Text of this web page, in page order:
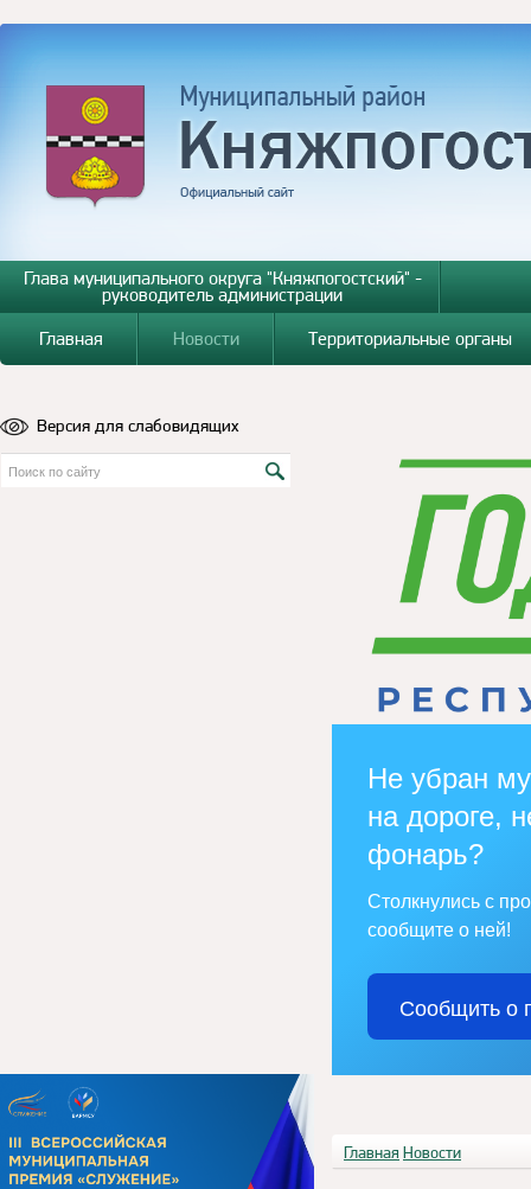
Глава муниципального округа "Княжпогостский" -
руководитель администрации
Главная
Новости Территориальные органы
Версия для слабовидящих
Не убран
на дороге,
фонарь?
Столкнулись с
сообщите о ней!
Сообщить о
Главная Новости